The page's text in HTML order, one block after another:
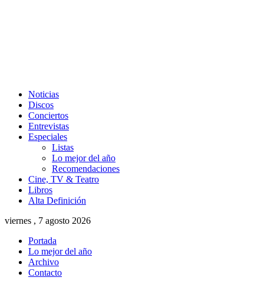
Noticias
Discos
Conciertos
Entrevistas
Especiales
Listas
Lo mejor del año
Recomendaciones
Cine, TV & Teatro
Libros
Alta Definición
viernes , 7 agosto 2026
Portada
Lo mejor del año
Archivo
Contacto